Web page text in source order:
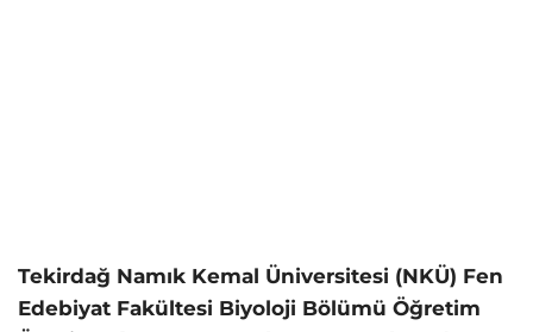
Tekirdağ Namık Kemal Üniversitesi (NKÜ) Fen
Edebiyat Fakültesi Biyoloji Bölümü Öğretim